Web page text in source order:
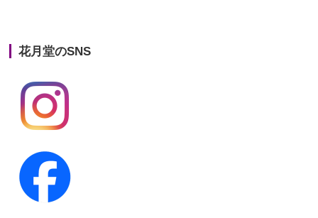
第20回人形供養祭
第19回人形供養祭
第18回人形供養祭
第16回人形供養祭
第15回人形供養祭
花月堂のSNS